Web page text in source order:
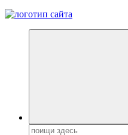
Все самое интересное,
Поиск: